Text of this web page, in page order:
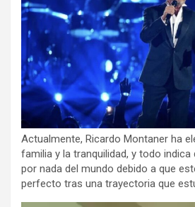
Actualmente, Ricardo Montaner ha
familia y la tranquilidad, y todo
por nada del mundo debido a que
perfecto tras una trayectoria que